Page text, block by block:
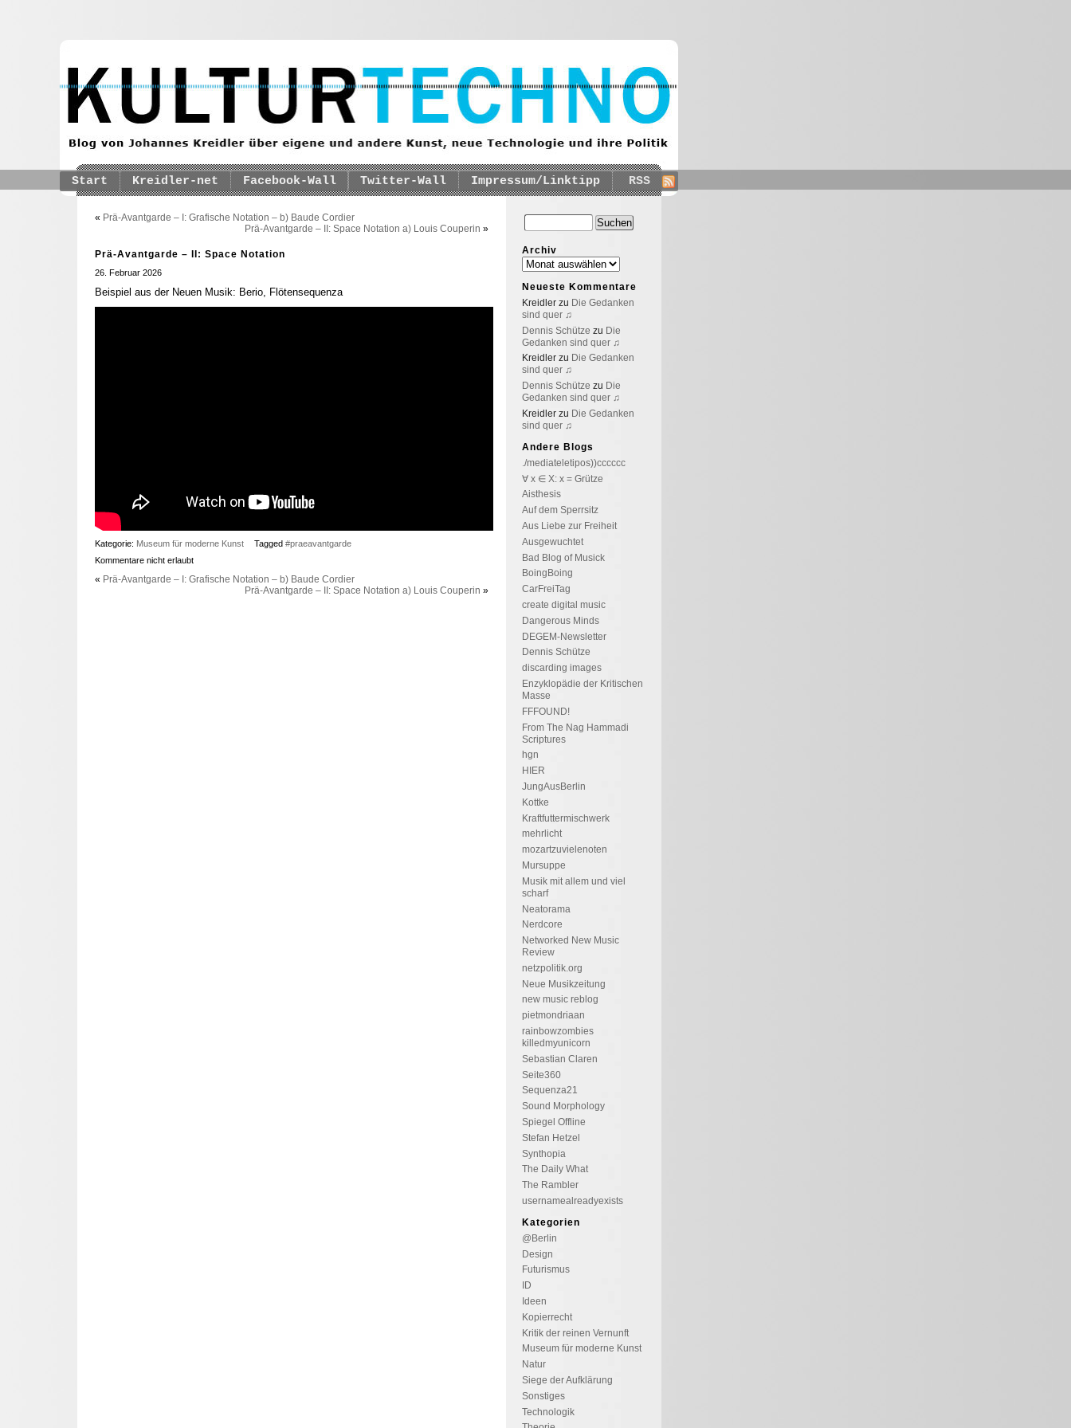
Start Kreidler-net Facebook-Wall Twitter-Wall Impressum/Linktipp RSS
« Prä-Avantgarde – I: Grafische Notation – b) Baude Cordier
Prä-Avantgarde – II: Space Notation a) Louis Couperin »
Prä-Avantgarde – II: Space Notation
26. Februar 2026
Beispiel aus der Neuen Musik: Berio, Flötensequenza
Kategorie: Museum für moderne Kunst Tagged #praeavantgarde
Kommentare nicht erlaubt
« Prä-Avantgarde – I: Grafische Notation – b) Baude Cordier
Prä-Avantgarde – II: Space Notation a) Louis Couperin »
Archiv
Neueste Kommentare
Kreidler zu Die Gedanken
sind quer ♫
Dennis Schütze zu Die
Gedanken sind quer ♫
Kreidler zu Die Gedanken
sind quer ♫
Dennis Schütze zu Die
Gedanken sind quer ♫
Kreidler zu Die Gedanken
sind quer ♫
Andere Blogs
./mediateletipos))cccccc
∀ x ∈ X: x = Grütze
Aisthesis
Auf dem Sperrsitz
Aus Liebe zur Freiheit
Ausgewuchtet
Bad Blog of Musick
BoingBoing
CarFreiTag
create digital music
Dangerous Minds
DEGEM-Newsletter
Dennis Schütze
discarding images
Enzyklopädie der Kritischen
Masse
FFFOUND!
From The Nag Hammadi
Scriptures
hgn
HIER
JungAusBerlin
Kottke
Kraftfuttermischwerk
mehrlicht
mozartzuvielenoten
Mursuppe
Musik mit allem und viel
scharf
Neatorama
Nerdcore
Networked New Music
Review
netzpolitik.org
Neue Musikzeitung
new music reblog
pietmondriaan
rainbowzombies
killedmyunicorn
Sebastian Claren
Seite360
Sequenza21
Sound Morphology
Spiegel Offline
Stefan Hetzel
Synthopia
The Daily What
The Rambler
usernamealreadyexists
Kategorien
@Berlin
Design
Futurismus
ID
Ideen
Kopierrecht
Kritik der reinen Vernunft
Museum für moderne Kunst
Natur
Siege der Aufklärung
Sonstiges
Technologik